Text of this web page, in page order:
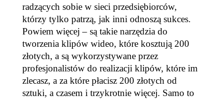
radzących sobie w sieci przedsiębiorców,
którzy tylko patrzą, jak inni odnoszą sukces.
Powiem więcej – są takie narzędzia do
tworzenia klipów wideo, które kosztują 200
złotych, a są wykorzystywane przez
profesjonalistów do realizacji klipów, które im
zlecasz, a za które płacisz 200 złotych od
sztuki, a czasem i trzykrotnie więcej. Samo to